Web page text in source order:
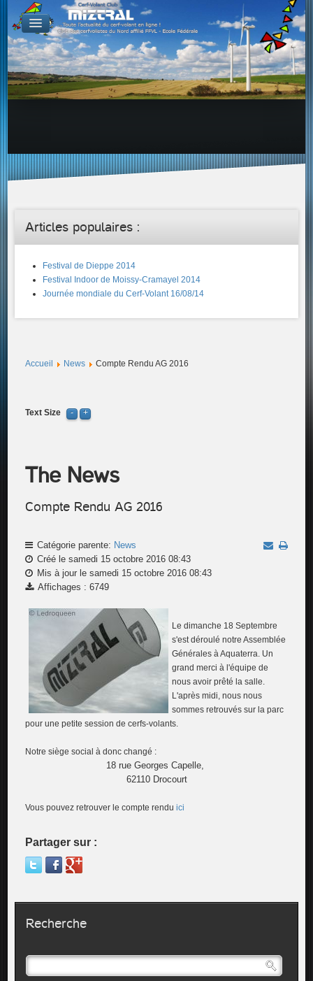
De par le monde
GALERIES
Galerie Photo
Galerie KAP
Galerie Vidéo
Proposer un lien sur votre site Web
Proposer un nouveau lien !
Articles populaires :
Festival de Dieppe 2014
Festival Indoor de Moissy-Cramayel 2014
Journée mondiale du Cerf-Volant 16/08/14
Accueil News Compte Rendu AG 2016
Text Size
The News
Compte Rendu AG 2016
Catégorie parente: News
Créé le samedi 15 octobre 2016 08:43
Mis à jour le samedi 15 octobre 2016 08:43
Affichages : 6749
Le dimanche 18 Septembre
s'est déroulé notre Assemblée
Générales à Aquaterra. Un
grand merci à l'équipe de
nous avoir prêté la salle.
L'après midi, nous nous
sommes retrouvés sur la parc
pour une petite session de cerfs-volants.
Notre siège social à donc changé :
18 rue Georges Capelle,
62110 Drocourt
Vous pouvez retrouver le compte renduici
Partager sur :
Recherche